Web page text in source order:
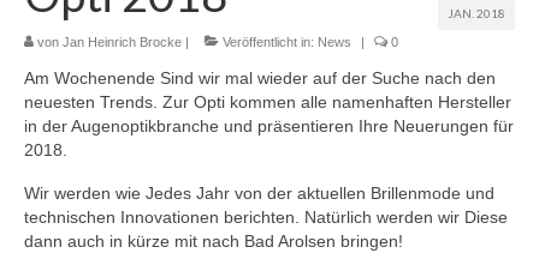
Über Uns
Kontakt
Unsere Leistungen
Brillenmode
Individuelle Brillenfassungen
JAN. 2018
von Jan Heinrich Brocke Veröffentlicht in: News 0
Am Wochenende Sind wir mal wieder auf der Suche nach den
neuesten Trends. Zur Opti kommen alle namenhaften Hersteller
in der Augenoptikbranche und präsentieren Ihre Neuerungen für
2018.
Wir werden wie Jedes Jahr von der aktuellen Brillenmode und
technischen Innovationen berichten. Natürlich werden wir Diese
dann auch in kürze mit nach Bad Arolsen bringen!